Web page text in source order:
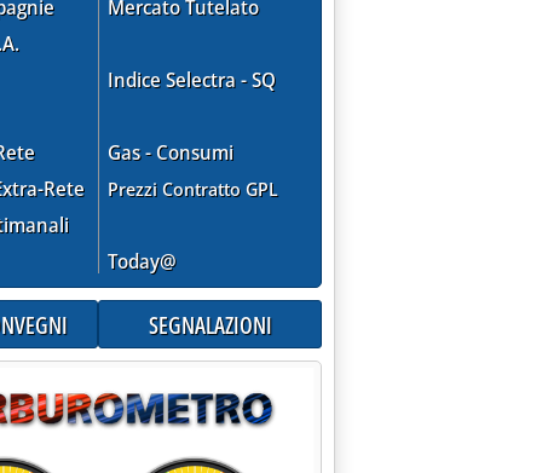
Rete
Mercato Tutelato
Indice Selectra - SQ
Gas - Consumi
Prezzi Contratto GPL
Today@
SEGNALAZIONI